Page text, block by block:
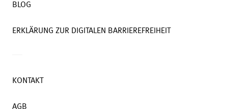
BLOG
ERKLÄRUNG ZUR DIGITALEN BARRIEREFREIHEIT
KONTAKT
AGB